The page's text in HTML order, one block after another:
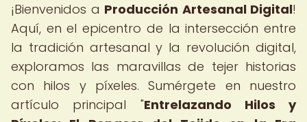
¡Bienvenidos a Producción Artesanal Digital!
Aquí, en el epicentro de la intersección entre
la tradición artesanal y la revolución digital,
exploramos las maravillas de tejer historias
con hilos y píxeles. Sumérgete en nuestro
artículo principal "Entrelazando Hilos y